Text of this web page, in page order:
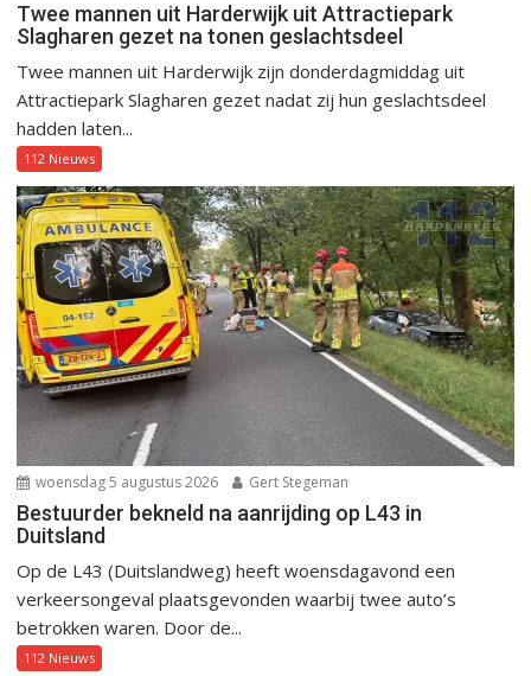
Twee mannen uit Harderwijk uit Attractiepark
Slagharen gezet na tonen geslachtsdeel
Twee mannen uit Harderwijk zijn donderdagmiddag uit
Attractiepark Slagharen gezet nadat zij hun geslachtsdeel
hadden laten...
112 Nieuws
woensdag 5 augustus 2026 Gert Stegeman
Bestuurder bekneld na aanrijding op L43 in
Duitsland
Op de L43 (Duitslandweg) heeft woensdagavond een
verkeersongeval plaatsgevonden waarbij twee auto’s
betrokken waren. Door de...
112 Nieuws